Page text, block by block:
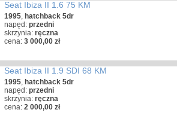
Seat Ibiza II 1.6 75 KM
1995, hatchback 5dr
napęd: przedni
skrzynia: ręczna
cena: 3 000,00 zł
Seat Ibiza II 1.9 SDI 68 KM
1995, hatchback 5dr
napęd: przedni
skrzynia: ręczna
cena: 2 000,00 zł